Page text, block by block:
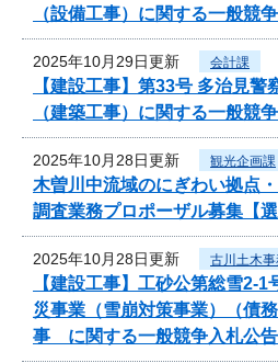
（設備工事）に関する一般競
2025年10月29日更新 会計課
【建設工事】第33号 多治見警
（建築工事）に関する一般競
2025年10月28日更新 観光企画課
木曽川中流域のにぎわい拠点
調査業務プロポーザル募集【選
2025年10月28日更新 古川土木
【建設工事】工砂公第総雪
災事業（雪崩対策事業）（債
事 に関する一般競争入札公告